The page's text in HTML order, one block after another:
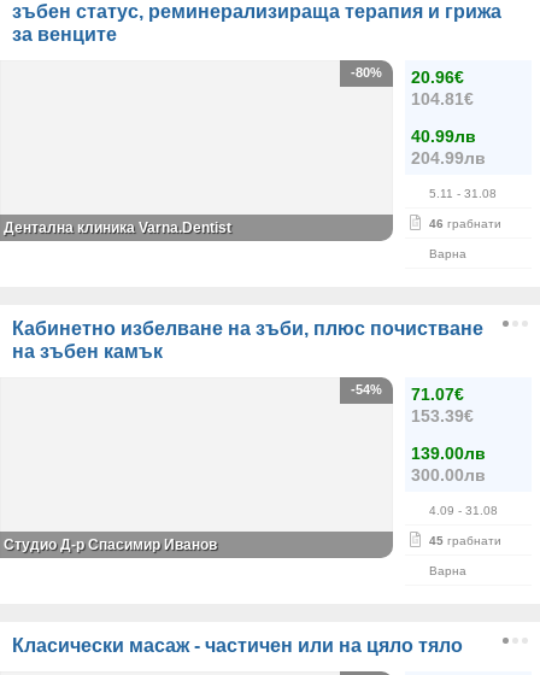
зъбен статус, реминерализираща терапия и грижа
за венците
20.96€
104.81€
40.99лв
204.99лв
5.11 - 31.08
46 грабнати
Варна
-80%
Дентална клиника Varna.Dentist
Кабинетно избелване на зъби, плюс почистване
на зъбен камък
71.07€
153.39€
139.00лв
300.00лв
4.09 - 31.08
45 грабнати
Варна
-54%
Студио Д-р Спасимир Иванов
Класически масаж - частичен или на цяло тяло